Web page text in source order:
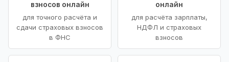
взносов онлайн
для точного расчёта и
сдачи страховых взносов
в ФНС
онлайн
для расчёта зарплаты,
НДФЛ и страховых
взносов